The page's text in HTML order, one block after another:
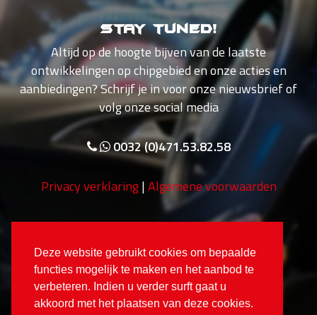
Deze website gebruikt cookies om bepaalde
functies mogelijk te maken en het aanbod te
verbeteren. Indien u verder surft gaat u
akkoord met het plaatsen van deze cookies.
Stay tuned!
Altijd op de hoogte bijven van de laatste
ontwikkelingen op chipgebied en onze acties en
aanbiedingen? Schrijf je in voor onze nieuwsbrief of
volg onze social media
0032 (0)471.53.82.58
Privacy verklaring|Algemene voorwaarden